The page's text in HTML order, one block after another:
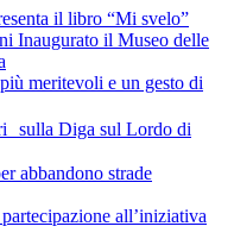
il libro “Mi svelo”
Inaugurato il Museo delle
meritevoli e un gesto di
sulla Diga sul Lordo di
abbandono strade
all’iniziativa